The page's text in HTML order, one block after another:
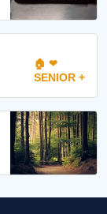
🏠 ❤
SENIOR +